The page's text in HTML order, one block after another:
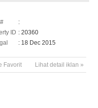
:
ID : 20360
: 18 Dec 2015
Lihat detail iklan »
Favorit